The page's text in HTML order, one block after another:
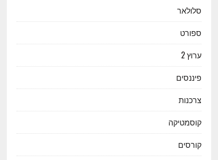
סלולאר
ספורט
ערוץ 2
פיננסים
צרכנות
קוסמטיקה
קורסים